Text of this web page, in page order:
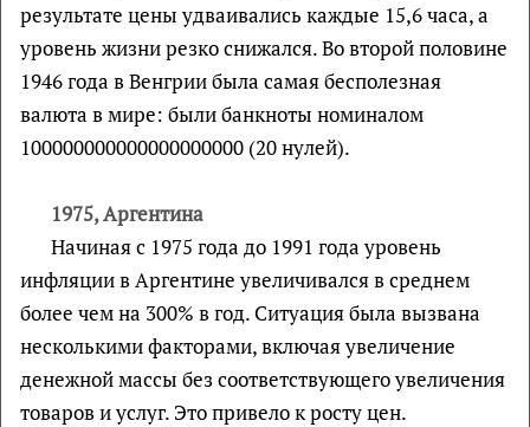
результате цены удваивались каждые 15,6 часа, а
уровень жизни резко снижался. Во второй половине
1946 года в Венгрии была самая бесполезная
валюта в мире: были банкноты номиналом
100000000000000000000 (20 нулей).
1975, Аргентина
Начиная с 1975 года до 1991 года уровень
инфляции в Аргентине увеличивался в среднем
более чем на 300% в год. Ситуация была вызвана
несколькими факторами, включая увеличение
денежной массы без соответствующего увеличения
товаров и услуг. Это привело к росту цен.